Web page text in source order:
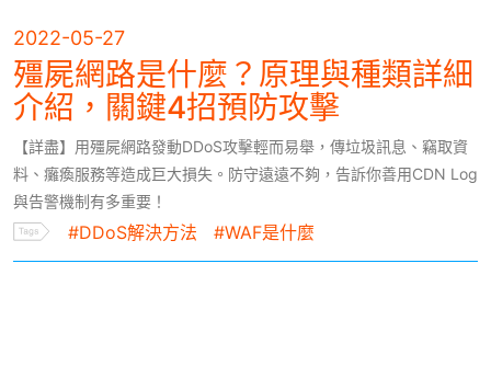
2022-05-27
殭屍網路是什麼？原理與種類詳細
介紹，關鍵4招預防攻擊
【詳盡】用殭屍網路發動DDoS攻擊輕而易舉，傳垃圾訊息、竊取資
料、癱瘓服務等造成巨大損失。防守遠遠不夠，告訴你善用CDN Log
與告警機制有多重要！
#DDoS解決方法 #WAF是什麼